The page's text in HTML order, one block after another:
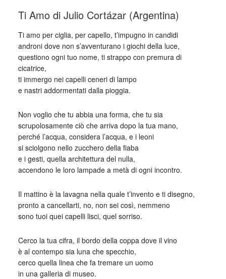
Ti Amo di Julio Cortázar (Argentina)
Ti amo per ciglia, per capello, t’impugno in candidi
androni dove non s’avventurano i giochi della luce,
questiono ogni tuo nome, ti strappo con premura di
cicatrice,
ti immergo nei capelli ceneri di lampo
e nastri addormentati dalla pioggia.
Non voglio che tu abbia una forma, che tu sia
scrupolosamente ciò che arriva dopo la tua mano,
perché l’acqua, considera l’acqua, e i leoni
si sciolgono nello zucchero della fiaba
e i gesti, quella architettura del nulla,
accendono le loro lampade a metà di ogni incontro.
Il mattino è la lavagna nella quale t’invento e ti disegno,
pronto a cancellarti, no, non sei così, nemmeno
sono tuoi quei capelli lisci, quel sorriso.
Cerco la tua cifra, il bordo della coppa dove il vino
è al contempo sia luna che specchio,
cerco quella linea che fa tremare un uomo
in una galleria di museo.